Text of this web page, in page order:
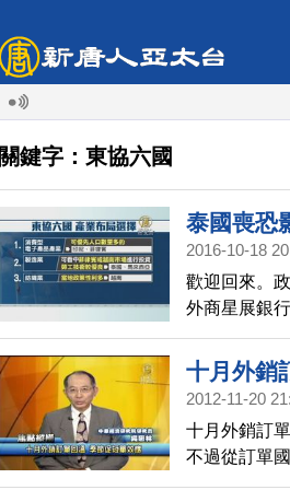
關鍵字：東協六國
泰國喪恐
2016-10-18
歡迎回來。
外商星展銀
行布局，此
餐飲業，將
十月外銷
2012-11-20
十月外銷訂
不過從訂單
了與年底歐